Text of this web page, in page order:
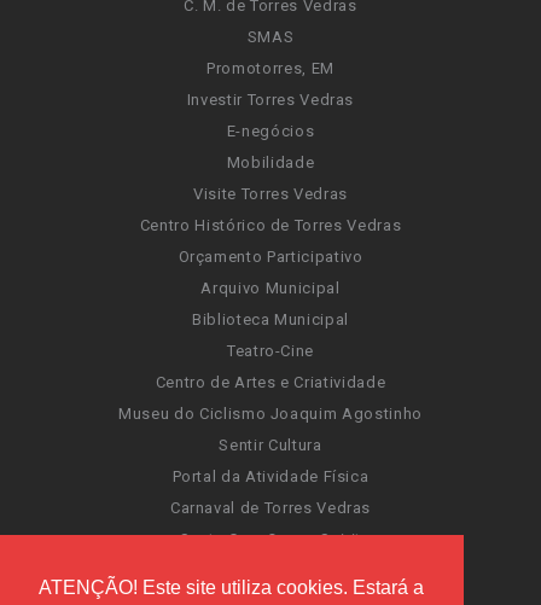
ATENÇÃO! Este site utiliza cookies. Estará a
C. M. de Torres Vedras
SMAS
Promotorres, EM
Investir Torres Vedras
E-negócios
Mobilidade
Visite Torres Vedras
Centro Histórico de Torres Vedras
Orçamento Participativo
Arquivo Municipal
Biblioteca Municipal
Teatro-Cine
Centro de Artes e Criatividade
Museu do Ciclismo Joaquim Agostinho
Sentir Cultura
Portal da Atividade Física
Carnaval de Torres Vedras
Santa Cruz Ocean Spirit